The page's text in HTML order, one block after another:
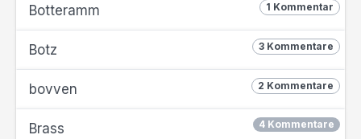
1 Kommentar
Botteramm
3 Kommentare
Botz
2 Kommentare
bovven
4 Kommentare
Brass